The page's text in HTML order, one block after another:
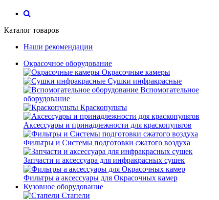
Каталог товаров
Наши рекомендации
Окрасочное оборудование
Окрасочные камеры
Сушки инфракрасные
Вспомогательное
оборудование
Краскопульты
Аксессуары и принадлежности для краскопультов
Фильтры и Системы подготовки сжатого воздуха
Запчасти и аксессуара для инфракрасных сушек
Фильтры а аксессуары для Окрасочных камер
Кузовное оборудование
Стапели